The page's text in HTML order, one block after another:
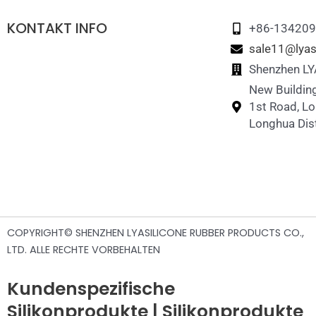
KONTAKT INFO
+86-
Shenzhen
New
1st Road,
Longhua
COPYRIGHT© SHENZHEN LYASILICONE RUBBER PRODUCTS CO.,
LTD. ALLE RECHTE VORBEHALTEN
Kundenspezifische
Silikonprodukte | Silikonprodukte